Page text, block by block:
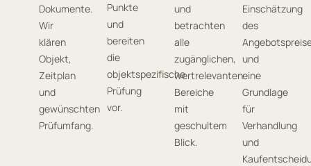
Dokumente.
Wir
klären
Objekt,
Zeitplan
und
gewünschten
Prüfumfang.
Punkte
und
bereiten
die
objektspezifische
Prüfung
vor.
und
betrachten
alle
zugänglichen,
wertrelevanten
Bereiche
mit
geschultem
Blick.
Einschätzung
des
und
eine
Grundlage
für
Verhandlung
und